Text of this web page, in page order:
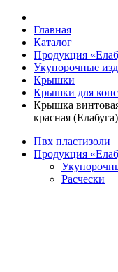
Главная
Каталог
Продукция
Укупорочные
Крышки
Крышки для
Крышка
красная (Елабуга)
Пвх пластизоли
Продукция
Расчески